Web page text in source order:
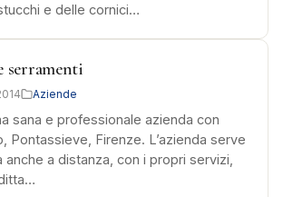
e delle cornici…
Aziende
sana e professionale azienda con
Pontassieve, Firenze. L’azienda serve
anche a distanza, con i propri servizi,